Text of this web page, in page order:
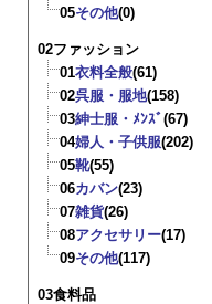
05その他(0)
02ファッション
01衣料全般(61)
02呉服・服地(158)
03紳士服・ﾒﾝｽﾞ(67)
04婦人・子供服(202)
05靴(55)
06カバン(23)
07雑貨(26)
08アクセサリー(17)
09その他(117)
03食料品